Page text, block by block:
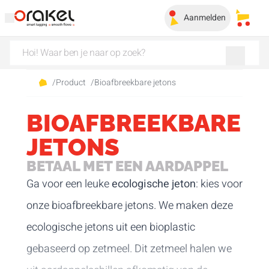
Aanmelden Mijn
/Product /Bioafbreekbare jetons
BIOAFBREEKBARE
JETONS
BETAAL MET EEN AARDAPPEL
Ga voor een leukeecologische jeton: kies voor
onze bioafbreekbare jetons. We maken deze
ecologische jetons uit een bioplastic
gebaseerd op zetmeel. Dit zetmeel halen we